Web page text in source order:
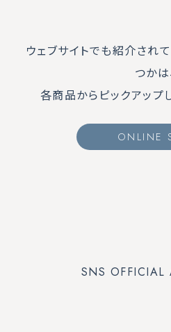
ウェブサイトでも紹介され
つかは
各商品からピックアップ
ONLINE
SNS OFFICIAL